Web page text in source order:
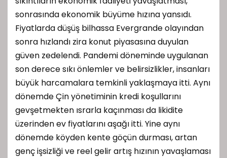
sonrasında ekonomik büyüme hızına yansıdı.
Fiyatlarda düşüş bilhassa Evergrande olayından
sonra hızlandı zira konut piyasasına duyulan
güven zedelendi. Pandemi döneminde uygulanan
son derece sıkı önlemler ve belirsizlikler, insanları
büyük harcamalara temkinli yaklaşmaya itti. Aynı
dönemde Çin yönetiminin kredi koşullarını
gevşetmekten ısrarla kaçınması da likidite
üzerinden ev fiyatlarını aşağı itti. Yine aynı
dönemde köyden kente göçün durması, artan
genç işsizliği ve reel gelir artış hızının yavaşlaması